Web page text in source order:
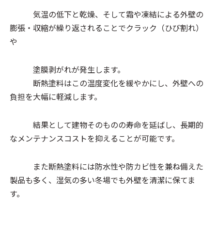
気温の低下と乾燥、そして霜や凍結による外壁の
膨張・収縮が繰り返されることでクラック（ひび割れ）
や
塗膜剥がれが発生します。
断熱塗料はこの温度変化を緩やかにし、外壁への
負担を大幅に軽減します。
結果として建物そのものの寿命を延ばし、長期的
なメンテナンスコストを抑えることが可能です。
また断熱塗料には防水性や防カビ性を兼ね備えた
製品も多く、湿気の多い冬場でも外壁を清潔に保てま
す。